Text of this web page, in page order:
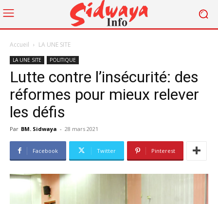
Accueil LA UNE SITE
LA UNE SITE POLITIQUE
Lutte contre l’insécurité: des
réformes pour mieux relever
les défis
Par BM. Sidwaya - 28 mars 2021
Facebook Twitter Pinterest